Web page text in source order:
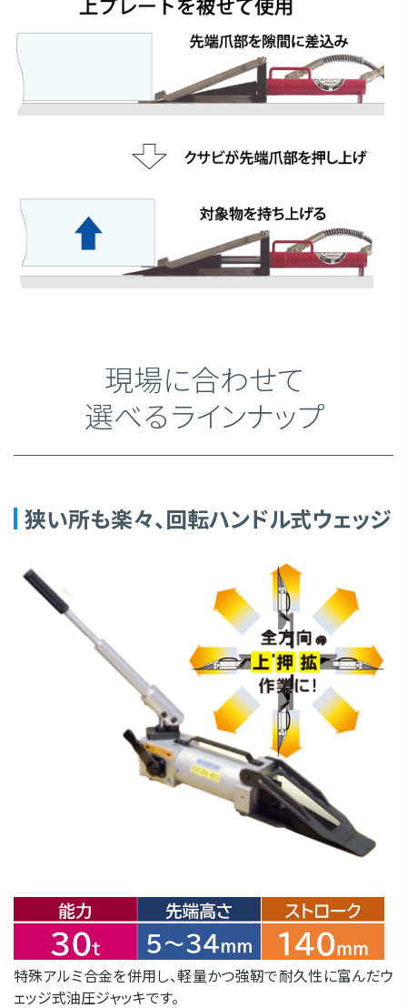
現場に合わせて
選べるラインナップ
狭い所も楽々、回転ハンドル式ウェッジ
特殊アルミ合金を併用し、軽量かつ強靭で耐久性に富んだウ
ェッジ式油圧ジャッキです。